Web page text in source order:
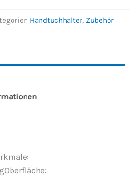
Handtuchhalter, Zubehör